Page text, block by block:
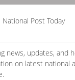
National Post Today
news, updates, and
on latest national